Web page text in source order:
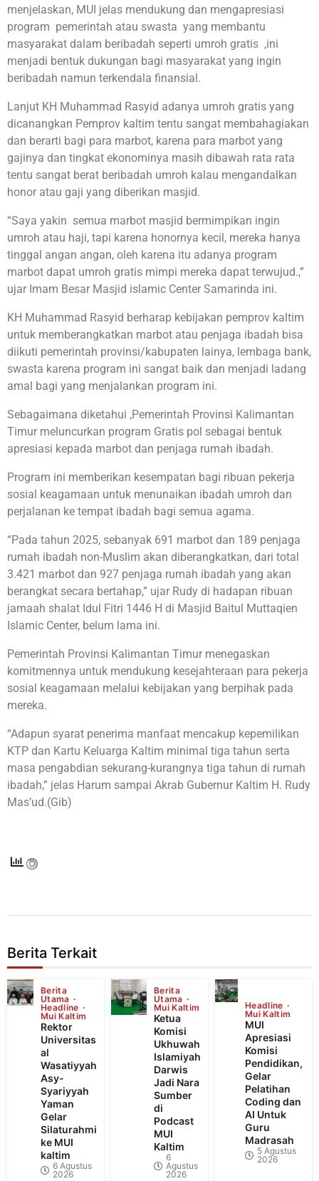
menjelaskan, MUI jelas mendukung dan mengapresiasi
program pemerintah atau swasta yang membantu
masyarakat dalam beribadah seperti umroh gratis ,ini
menjadi bentuk dukungan bagi masyarakat yang ingin
beribadah namun terkendala finansial.
Lanjut KH Muhammad Rasyid adanya umroh gratis yang
dicanangkan Pemprov kaltim tentu sangat membahagiakan
dan berarti bagi para marbot, karena para marbot yang
gajinya dan tingkat ekonominya masih dibawah rata rata
tentu sangat berat beribadah umroh kalau mengandalkan
honor atau gaji yang diberikan masjid.
“Saya yakin semua marbot masjid bermimpikan ingin
umroh atau haji, tapi karena honornya kecil, mereka hanya
tinggal angan angan, oleh karena itu adanya program
marbot dapat umroh gratis mimpi mereka dapat terwujud.,”
ujar Imam Besar Masjid islamic Center Samarinda ini.
KH Muhammad Rasyid berharap kebijakan pemprov kaltim
untuk memberangkatkan marbot atau penjaga ibadah bisa
diikuti pemerintah provinsi/kabupaten lainya, lembaga bank,
swasta karena program ini sangat baik dan menjadi ladang
amal bagi yang menjalankan program ini.
Sebagaimana diketahui ,Pemerintah Provinsi Kalimantan
Timur meluncurkan program Gratis pol sebagai bentuk
apresiasi kepada marbot dan penjaga rumah ibadah.
Program ini memberikan kesempatan bagi ribuan pekerja
sosial keagamaan untuk menunaikan ibadah umroh dan
perjalanan ke tempat ibadah bagi semua agama.
“Pada tahun 2025, sebanyak 691 marbot dan 189 penjaga
rumah ibadah non-Muslim akan diberangkatkan, dari total
3.421 marbot dan 927 penjaga rumah ibadah yang akan
berangkat secara bertahap,” ujar Rudy di hadapan ribuan
jamaah shalat Idul Fitri 1446 H di Masjid Baitul Muttaqien
Islamic Center, belum lama ini.
Pemerintah Provinsi Kalimantan Timur menegaskan
komitmennya untuk mendukung kesejahteraan para pekerja
sosial keagamaan melalui kebijakan yang berpihak pada
mereka.
“Adapun syarat penerima manfaat mencakup kepemilikan
KTP dan Kartu Keluarga Kaltim minimal tiga tahun serta
masa pengabdian sekurang-kurangnya tiga tahun di rumah
ibadah,” jelas Harum sampai Akrab Gubernur Kaltim H. Rudy
Mas’ud.(Gib)
Berita Terkait
Berita
Utama
Headline
Mui Kaltim
Rektor
Universitas
al
Wasatiyyah
Asy-
Syariyyah
Yaman
Gelar
Silaturahmi
ke MUI
kaltim
6 Agustus
2026
Berita
Utama
Mui Kaltim
Ketua
Komisi
Ukhuwah
Islamiyah
Darwis
Jadi Nara
Sumber
di
Podcast
MUI
Kaltim
6
Agustus
2026
Headline
Mui Kaltim
MUI
Apresiasi
Komisi
Pendidikan,
Gelar
Pelatihan
Coding dan
AI Untuk
Guru
Madrasah
5 Agustus
2026